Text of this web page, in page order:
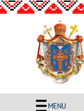
MENU